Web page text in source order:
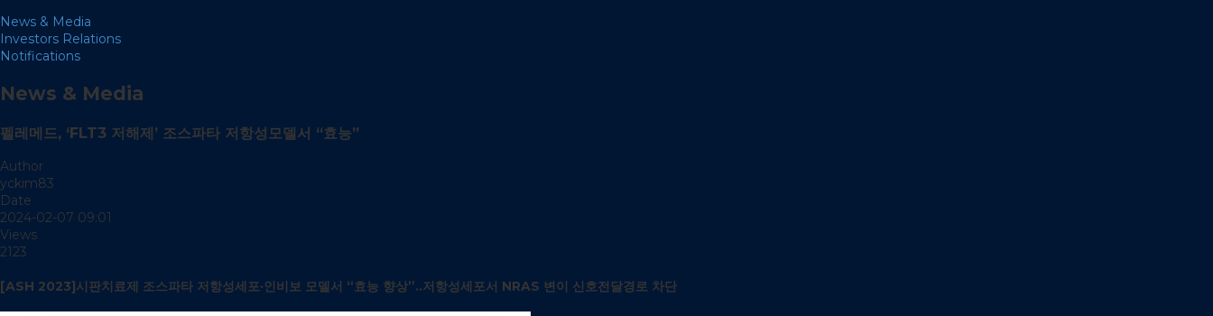
News & Media
Investors Relations
Notifications
News & Media
펠레메드, ‘FLT3 저해제’ 조스파타 저항성모델서 “효능”
Author
yckim83
Date
2024-02-07 09:01
Views
2123
[ASH 2023]시판치료제 조스파타 저항성세포·인비보 모델서 “효능 향상”..저항성세포서 NRAS 변이 신호전달경로 차단